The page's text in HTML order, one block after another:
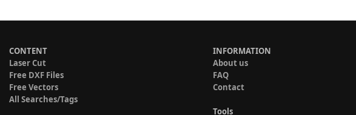
CONTENT
Laser Cut
Free DXF Files
Free Vectors
All Searches/Tags
INFORMATION
About us
FAQ
Contact
Tools